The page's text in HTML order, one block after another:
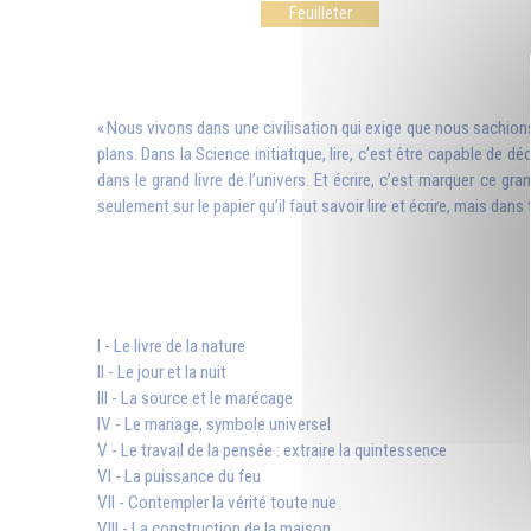
Feuilleter
« Nous vivons dans une civilisation qui exige que nous
plans. Dans la Science initiatique, lire, c’est être capable de
dans le grand livre de l’univers. Et écrire, c’est marquer ce
seulement sur le papier qu’il faut savoir lire et écrire, mais dans
I - Le livre de la nature
II - Le jour et la nuit
III - La source et le marécage
IV - Le mariage, symbole universel
V - Le travail de la pensée : extraire la quintessence
VI - La puissance du feu
VII - Contempler la vérité toute nue